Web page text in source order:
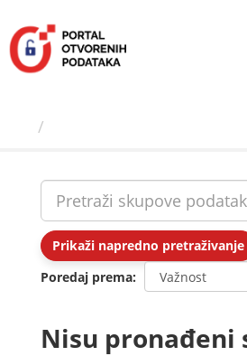
sadržaj
Prikaži napredno pretraživanje
Poredaj prema
Nisu pronađeni